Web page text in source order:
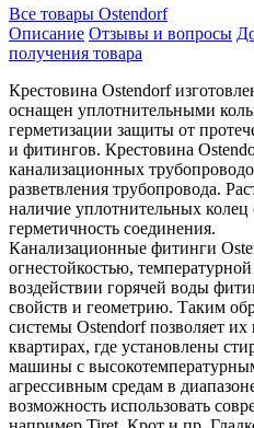
Все товары Ostendorf
Описание Отзывы и вопросы
получения товара
Крестовина Ostendorf
оснащен уплотнительными
герметизации защиты от
и фитингов. Крестовина
канализационных
разветвления трубопровода.
наличие уплотнительных колец
герметичность соединения.
Канализационные фитинги
огнестойкостью,
воздействии горячей воды
свойств и геометрию. Таким
системы Ostendorf позволяет
квартирах, где установлены
машины с
агрессивным средам в
возможность использовать